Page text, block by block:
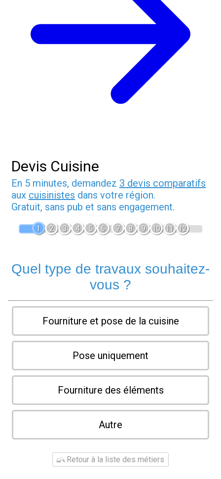
Devis Cuisine
En 5 minutes, demandez 3 devis comparatifs
aux cuisinistes dans votre région.
Gratuit, sans pub et sans engagement.
1 2 3 4 5 6 7 8 9 10 11 12
Quel type de travaux souhaitez-
vous ?
Fourniture et pose de la cuisine
Pose uniquement
Fourniture des éléments
Autre
Retour à la liste des métiers